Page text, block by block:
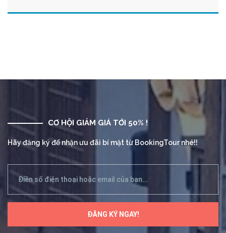
CƠ HỘI GIẢM GIÁ TỚI 50% !
Hãy đăng ký để nhận ưu đãi bí mật từ BookingTour nhé!!